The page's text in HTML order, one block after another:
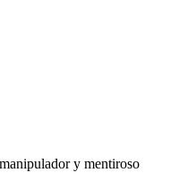
y mentiroso